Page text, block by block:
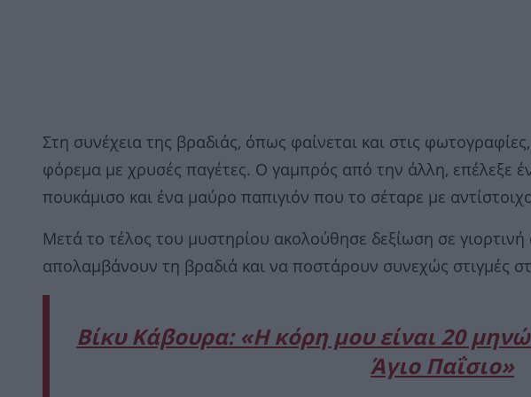
Στη συνέχεια της βραδιάς, όπως φαίνεται και στις
φόρεμα με χρυσές παγέτες. Ο γαμπρός από την άλλη, επέλεξε
πουκάμισο και ένα μαύρο παπιγιόν που το σέταρε με
Μετά το τέλος του μυστηρίου ακολούθησε δεξίωση σε
απολαμβάνουν τη βραδιά και να ποστάρουν συνεχώς στιγμές
Βίκυ Κάβουρα: «Η κόρη μου είναι 20
Άγιο Παΐσιο»